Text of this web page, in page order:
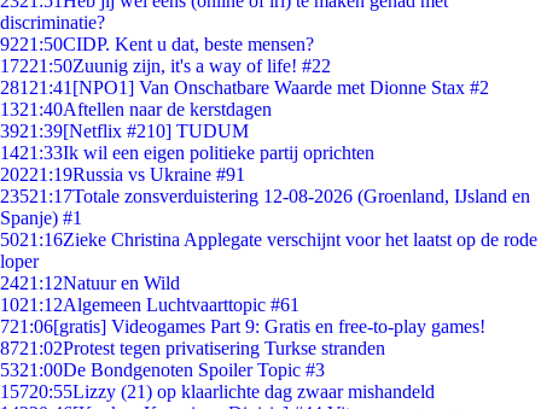
discriminatie?
9221:50CIDP. Kent u dat, beste mensen?
17221:50Zuunig zijn, it's a way of life! #22
281 21:41 [NPO1] Van Onschatbare Waarde met Dionne Stax #2
1321:40Aftellen naar de kerstdagen
3921:39[Netflix #210] TUDUM
1421:33Ik wil een eigen politieke partij oprichten
20221:19Russia vs Ukraine #91
23521:17Totale zonsverduistering 12-08-2026 (Groenland, IJsland en
Spanje) #1
5021:16Zieke Christina Applegate verschijnt voor het laatst op de rode
loper
2421:12Natuur en Wild
1021:12Algemeen Luchtvaarttopic #61
721:06[gratis] Videogames Part 9: Gratis en free-to-play games!
8721:02Protest tegen privatisering Turkse stranden
5321:00De Bondgenoten Spoiler Topic #3
15720:55Lizzy (21) op klaarlichte dag zwaar mishandeld